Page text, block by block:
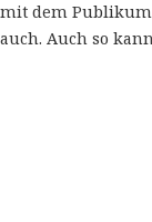
mit dem
auch. Auch so